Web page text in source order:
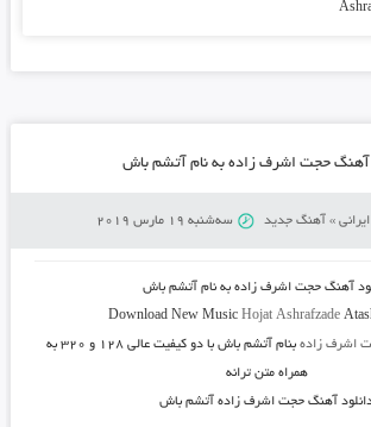
آهنگ حجت اشرف زاده به نام آتشم باش
» آهنگ جدید سه‌شنبه 19 مارس 2019
آهنگ حجت اشرف زاده به نام آتشم باش
Download New Music Hojat Ashrafzade
اشرف زاده بنام آتشم باش
با دو کیفیت عالی ۱۲۸ و ۳۲۰ به
همراه متن ترانه
آهنگ حجت اشرف زاده آتشم باش